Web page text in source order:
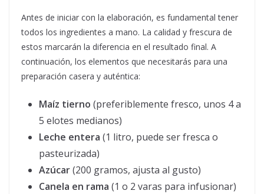
Antes de iniciar con la elaboración, es fundamental tener
todos los ingredientes a mano. La calidad y frescura de
estos marcarán la diferencia en el resultado final. A
continuación, los elementos que necesitarás para una
preparación casera y auténtica:
Maíz tierno (preferiblemente fresco, unos 4 a
5 elotes medianos)
Leche entera (1 litro, puede ser fresca o
pasteurizada)
Azúcar(200 gramos, ajusta al gusto)
Canela en rama (1 o 2 varas para infusionar)